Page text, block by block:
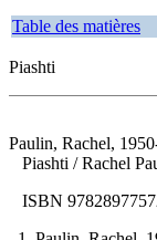
Table des matières
Piashti
Paulin, Rachel,
Piashti / Rachel
ISBN